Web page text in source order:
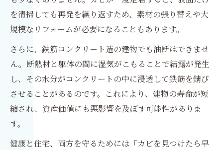
を清掃しても再発を繰り返すため、素材の張り替えや大
規模なリフォームが必要になることもあります。
さらに、鉄筋コンクリート造の建物でも油断はできませ
ん。断熱材と躯体の間に湿気がこもることで結露が発生
し、その水分がコンクリートの中に浸透して鉄筋を錆び
させることがあるのです。これにより、建物の寿命が短
縮され、資産価値にも悪影響を及ぼす可能性がありま
す。
健康と住宅、両方を守るためには「カビを見つけたら早